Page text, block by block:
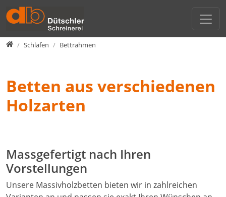
Direkt zur Hauptnavigation springen
Direkt zum Inhalt springen
HomeSchlafen Bettrahmen
Betten aus verschiedenen
Holzarten
Massgefertigt nach Ihren
Vorstellungen
Unsere Massivholzbetten bieten wir in zahlreichen
Innenausbau
Schlafen
Reparatur / Service
Samina Schlafsystem